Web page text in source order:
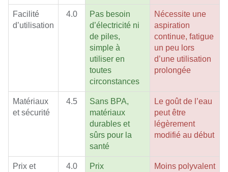
Facilité
d’utilisation
4.0
Pas besoin
d’électricité ni
de piles,
simple à
utiliser en
toutes
circonstances
Nécessite une
aspiration
continue, fatigue
un peu lors
d’une utilisation
prolongée
Matériaux
et sécurité
4.5
Sans BPA,
matériaux
durables et
sûrs pour la
santé
Le goût de l’eau
peut être
légèrement
modifié au début
Prix et
4.0
Prix
Moins polyvalent